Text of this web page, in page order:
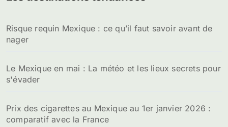
Risque requin Mexique : ce qu’il faut savoir avant de
nager
Le Mexique en mai : La météo et les lieux secrets pour
s'évader
Prix des cigarettes au Mexique au 1er janvier 2026 :
comparatif avec la France